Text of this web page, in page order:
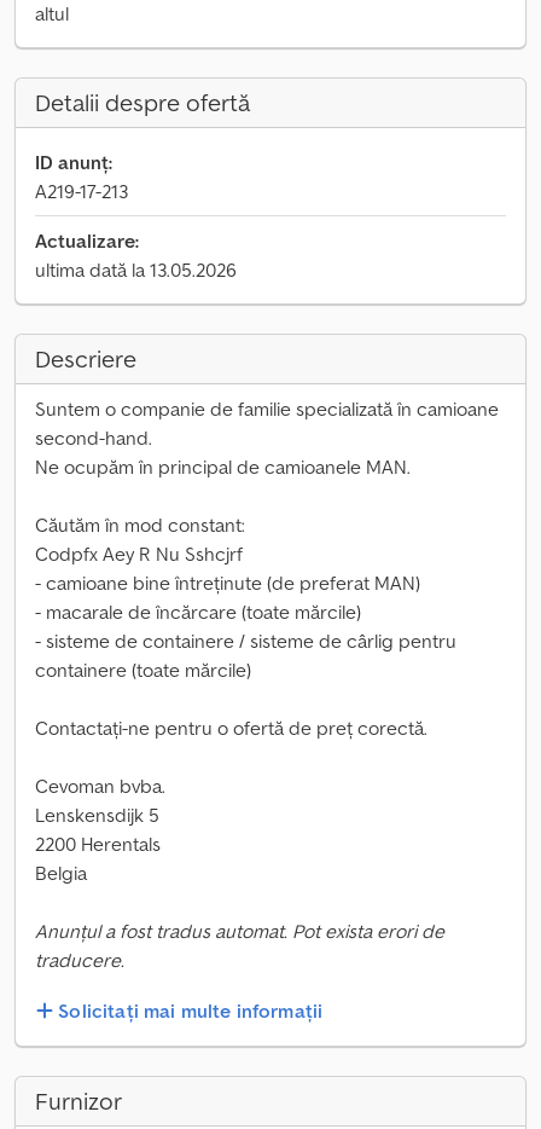
altul
Detalii despre ofertă
ID anunț:
A219-17-213
Actualizare:
ultima dată la 13.05.2026
Descriere
Suntem o companie de familie specializată în camioane
second-hand.
Ne ocupăm în principal de camioanele MAN.
Căutăm în mod constant:
Codpfx Aey R Nu Sshcjrf
- camioane bine întreținute (de preferat MAN)
- macarale de încărcare (toate mărcile)
- sisteme de containere / sisteme de cârlig pentru
containere (toate mărcile)
Contactați-ne pentru o ofertă de preț corectă.
Cevoman bvba.
Lenskensdijk 5
2200 Herentals
Belgia
Anunțul a fost tradus automat. Pot exista erori de
traducere.
Solicitați mai multe informații
Furnizor